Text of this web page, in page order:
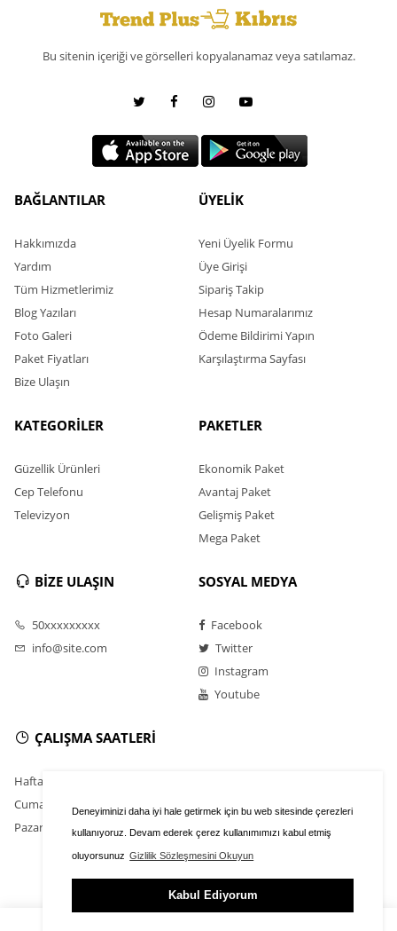
Deneyiminizi daha iyi hale getirmek için bu web sitesinde çerezleri
kullanıyoruz. Devam ederek çerez kullanımımızı kabul etmiş
oluyorsunuz Gizlilik Sözleşmesini Okuyun
Kabul Ediyorum
Bu sitenin içeriği ve görselleri kopyalanamaz veya satılamaz.
BAĞLANTILAR
Hakkımızda
Yardım
Tüm Hizmetlerimiz
Blog Yazıları
Foto Galeri
Paket Fiyatları
Bize Ulaşın
ÜYELİK
Yeni Üyelik Formu
Üye Girişi
Sipariş Takip
Hesap Numaralarımız
Ödeme Bildirimi Yapın
Karşılaştırma Sayfası
KATEGORİLER
Güzellik Ürünleri
Cep Telefonu
Televizyon
PAKETLER
Ekonomik Paket
Avantaj Paket
Gelişmiş Paket
Mega Paket
BİZE ULAŞIN
50xxxxxxxxx
info@site.com
SOSYAL MEDYA
Facebook
Twitter
Instagram
Youtube
ÇALIŞMA SAATLERİ
Hafta İçi : 9.00 - 18.30
Cumartesi : 11.00 - 16.00
Pazar : Kapalı